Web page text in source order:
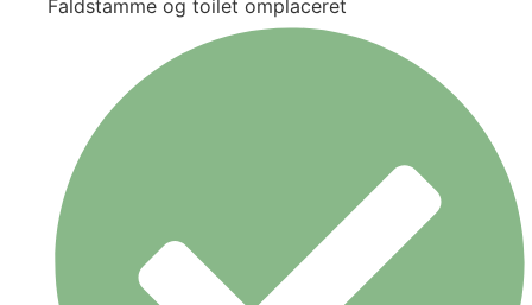
Faldstamme og toilet omplaceret